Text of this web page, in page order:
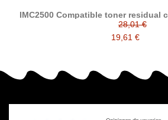
IMC2500 Compatible toner residual
28,01 €
19,61 €